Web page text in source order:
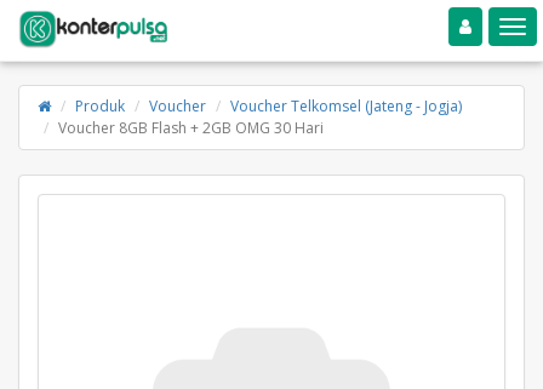
Toggle navigation
Produk Voucher
Voucher Telkomsel (Jateng - Jogja)
Voucher 8GB Flash + 2GB OMG 30 Hari